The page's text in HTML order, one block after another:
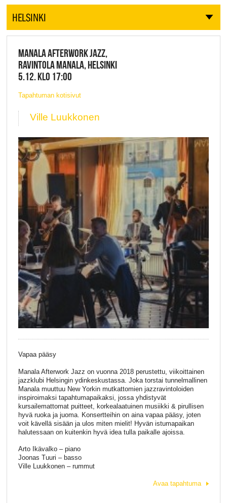
HELSINKI
MANALA AFTERWORK JAZZ,
RAVINTOLA MANALA, HELSINKI
5.12. KLO 17:00
Tapahtuman kotisivut
Ville Luukkonen
Vapaa pääsy
Manala Afterwork Jazz on vuonna 2018 perustettu, viikoittainen
jazzklubi Helsingin ydinkeskustassa. Joka torstai tunnelmallinen
Manala muuttuu New Yorkin mutkattomien jazzravintoloiden
inspiroimaksi tapahtumapaikaksi, jossa yhdistyvät
kursailemattomat puitteet, korkealaatuinen musiikki & pirullisen
hyvä ruoka ja juoma. Konsertteihin on aina vapaa pääsy, joten
voit kävellä sisään ja ulos miten mielit! Hyvän istumapaikan
halutessaan on kuitenkin hyvä idea tulla paikalle ajoissa.
Arto Ikävalko – piano
Joonas Tuuri – basso
Ville Luukkonen – rummut
Avaa tapahtuma